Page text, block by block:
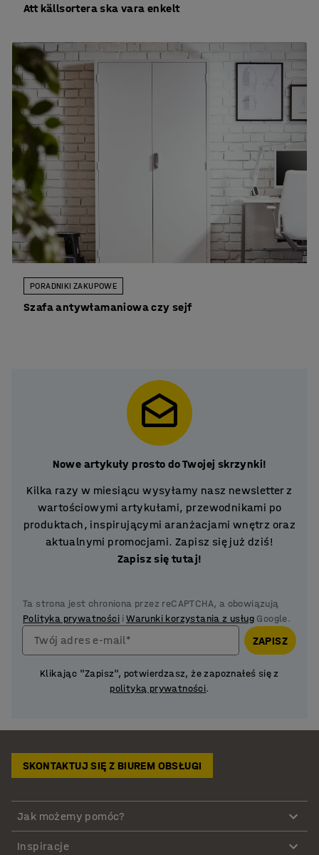
Att källsortera ska vara enkelt
PORADNIKI ZAKUPOWE
Szafa antywłamaniowa czy sejf
Nowe artykuły prosto do Twojej skrzynki!
Kilka razy w miesiącu wysyłamy nasz newsletter z
wartościowymi artykułami, przewodnikami po
produktach, inspirującymi aranżacjami wnętrz oraz
aktualnymi promocjami. Zapisz się już dziś!
Zapisz się tutaj!
Ta strona jest chroniona przez reCAPTCHA, a obowiązują
Polityka prywatności iWarunki korzystania z usług Google.
Twój adres e-mail* ZAPISZ
Klikając "Zapisz", potwierdzasz, że zapoznałeś się z
polityką prywatności.
SKONTAKTUJ SIĘ Z BIUREM OBSŁUGI
Jak możemy pomóc?
Inspiracje